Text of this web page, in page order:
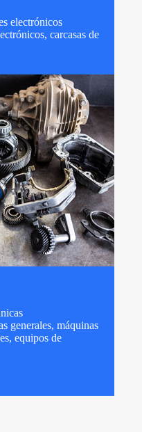
electrónicos
carcasas de
generales, máquinas
equipos de